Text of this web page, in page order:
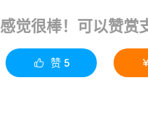
感觉很棒！可以赞赏
 赞 5